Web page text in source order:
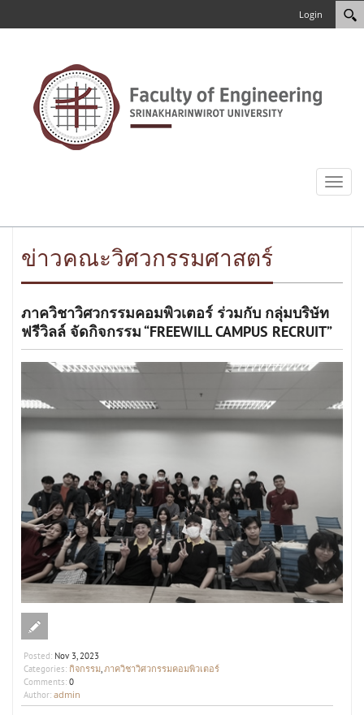
Login
Toggle
ข่าวคณะวิศวกรรมศาสตร์
ภาควิชาวิศวกรรมคอมพิวเตอร์ ร่วมกับ กลุ่มบริษัท
ฟรีวิลล์ จัดกิจกรรม “FREEWILL CAMPUS RECRUIT”
Posted: Nov 3, 2023
Categories: กิจกรรม,ภาควิชาวิศวกรรมคอมพิวเตอร์
Comments: 0
Author: admin